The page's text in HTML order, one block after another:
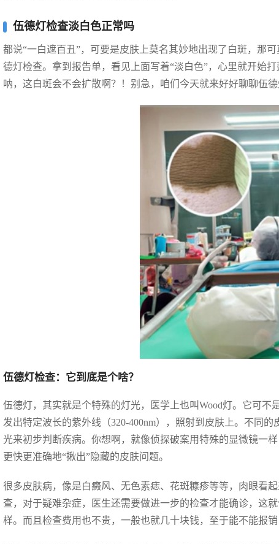
伍德灯检查淡白色正常吗
都说“一白遮百丑”，可要是皮肤上莫名其妙地出现了白斑，那
德灯检查。拿到报告单，看见上面写着“淡白色”，心里就开始
呐，这白斑会不会扩散啊？！别急，咱们今天就来好好聊聊伍
伍德灯检查：它到底是个啥？
伍德灯，其实就是个特殊的灯光，医学上也叫Wood灯。它可
发出特定波长的紫外线（320-400nm），照射到皮肤上。不同
光来初步判断疾病。你想啊，就像侦探破案用特殊的显微镜一
更快更准确地“揪出”隐藏的皮肤问题。
很多皮肤病，像是白癜风、无色素痣、花斑糠疹等等，肉眼看
查，对于疑难杂症，医生还需要做进一步的检查才能确诊，这
样。而且检查费用也不贵，一般也就几十块钱，至于能不能报销